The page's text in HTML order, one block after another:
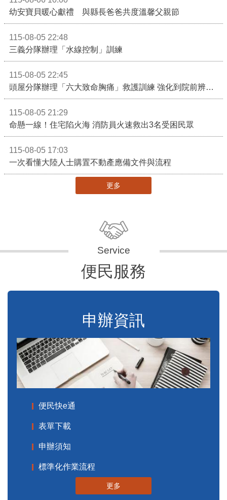
幼安寶貝暖心獻禮 與縣長爸爸共度溫馨父親節
115-08-05 22:48
三義分隊辦理「水線控制」訓練
115-08-05 22:45
頭屋分隊辦理「六大致命胸痛」救護訓練 強化到院前辨識能力 提升緊急救護品質
115-08-05 21:29
命懸一線！住宅陷火海 消防員火速救出3名受困民眾
115-08-05 17:03
一次看懂大陸人士購置不動產應備文件與流程
更多
便民服務
申辦資訊
便民快e通
表單下載
申辦須知
標準化作業流程
更多